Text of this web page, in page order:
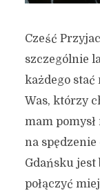
Cześć
szczególnie
każdego stać
Was, którzy
mam pomysł
na
Gdańsku jest
połączyć